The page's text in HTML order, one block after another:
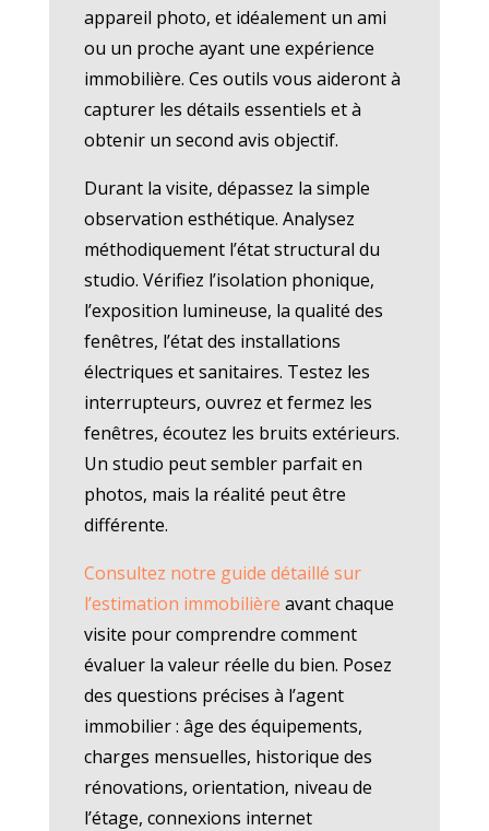
appareil photo, et idéalement un ami
ou un proche ayant une expérience
immobilière. Ces outils vous aideront à
capturer les détails essentiels et à
obtenir un second avis objectif.
Durant la visite, dépassez la simple
observation esthétique. Analysez
méthodiquement l’état structural du
studio. Vérifiez l’isolation phonique,
l’exposition lumineuse, la qualité des
fenêtres, l’état des installations
électriques et sanitaires. Testez les
interrupteurs, ouvrez et fermez les
fenêtres, écoutez les bruits extérieurs.
Un studio peut sembler parfait en
photos, mais la réalité peut être
différente.
Consultez notre guide détaillé sur
l’estimation immobilière avant chaque
visite pour comprendre comment
évaluer la valeur réelle du bien. Posez
des questions précises à l’agent
immobilier : âge des équipements,
charges mensuelles, historique des
rénovations, orientation, niveau de
l’étage, connexions internet